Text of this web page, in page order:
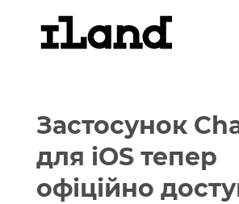
Застосунок
для iOS тепер
офіційно